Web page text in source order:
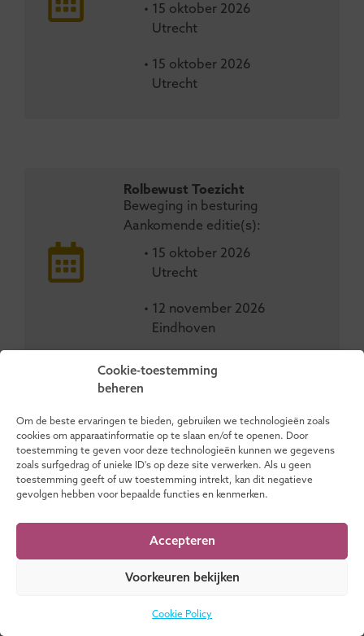
Cookie-toestemming
beheren
Om de beste ervaringen te bieden, gebruiken we technologieën zoals
cookies om apparaatinformatie op te slaan en/of te openen. Door
toestemming te geven voor deze technologieën kunnen we gegevens
zoals surfgedrag of unieke ID's op deze site verwerken. Als u geen
toestemming geeft of uw toestemming intrekt, kan dit negatieve
gevolgen hebben voor bepaalde functies en kenmerken.
Accepteren
Voorkeuren bekijken
Cookie Policy
• 15 oktober 2026
Utrecht
• 15 oktober 2026
Utrecht
Rolbewust Toezicht
Beweging in besturing
Aankomende editie(s):
• 15 oktober 2026
Utrecht
• 12 november 2026
Eindhoven
Menselijkheid in het Tijdperk
van Technologie
8 technologische krachten die
richting geven aan toezicht en
bestuur
Aankomende editie(s):
• 30 oktober 2026
Eindhoven